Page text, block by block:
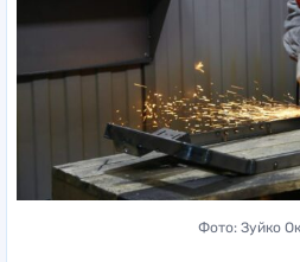
Фото: Зуйко